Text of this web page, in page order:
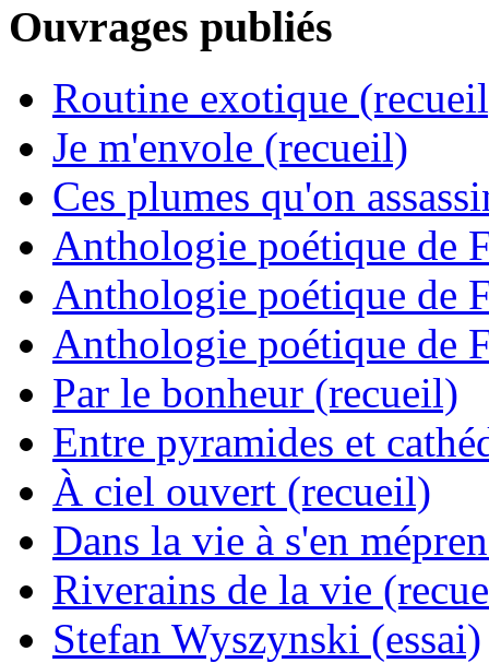
Ouvrages publiés
Routine exotique
Je m'envole (recueil)
Ces plumes qu'on
Anthologie poétique de
Anthologie poétique de
Anthologie poétique de
Par le bonheur (recueil)
Entre pyramides et
À ciel ouvert (recueil)
Dans la vie à s'en
Riverains de la vie
Stefan Wyszynski (essai)